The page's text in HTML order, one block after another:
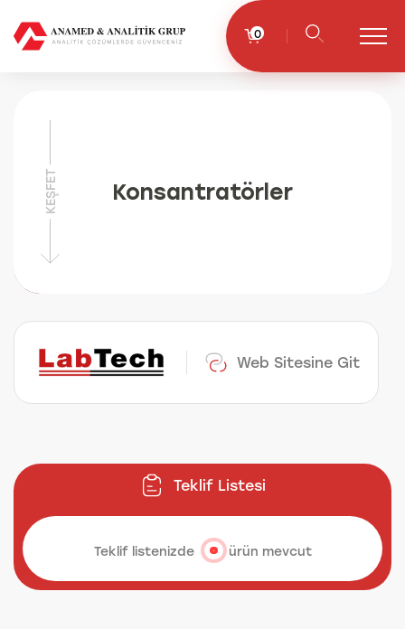
0
Konsantratörler
KEŞFET
Web Sitesine Git
Teklif Listesi
Teklif listenizde ürün mevcut